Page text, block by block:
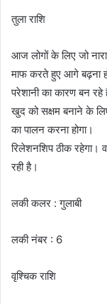
तुला राशि
आज लोगों के लिए जो
माफ करते हुए आगे बढ़ना
परेशानी का कारण बन
खुद को सक्षम बनाने के
का पालन करना होगा।
रिलेशनशिप ठीक रहेगा।
रही है।
लकी कलर : गुलाबी
लकी नंबर : 6
वृश्चिक राशि